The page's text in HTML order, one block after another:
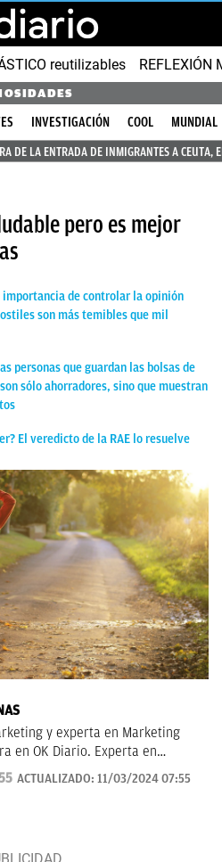
reutilizables REFLEXIÓN
INVESTIGACIÓN COOL
MUNDIAL
DE LA ENTRADA DE INMIGRANTES A CEUTA,
pero es mejor
de controlar la opinión
son más temibles que mil
personas que guardan las bolsas de
sólo ahorradores, sino que muestran
El veredicto de la RAE lo resuelve
y experta en Marketing
en OK Diario. Experta en
consumo y Lotería de
ACTUALIZADO: 11/03/2024 07:55